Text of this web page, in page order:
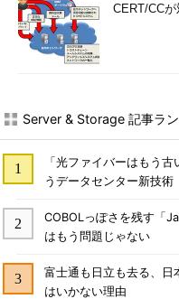
CERT/CC
Server & Storage 記事ラ
「光ファイバーはもう
うデータセンター新技術
COBOLっぽさを残す「
はもう問題じゃない
富士通も日立も去る、日
はいかない理由